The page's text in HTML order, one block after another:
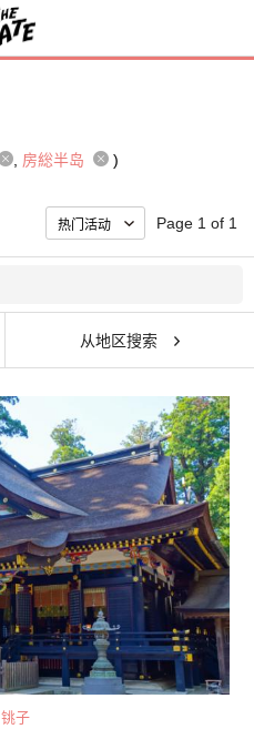
房総半岛
)
Page 1 of 1
从地区搜索
铫子